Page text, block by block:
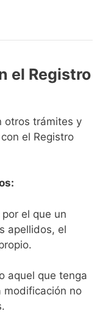
el Registro
otros trámites y
el Registro
el que un
apellidos, el
aquel que tenga
modificación no